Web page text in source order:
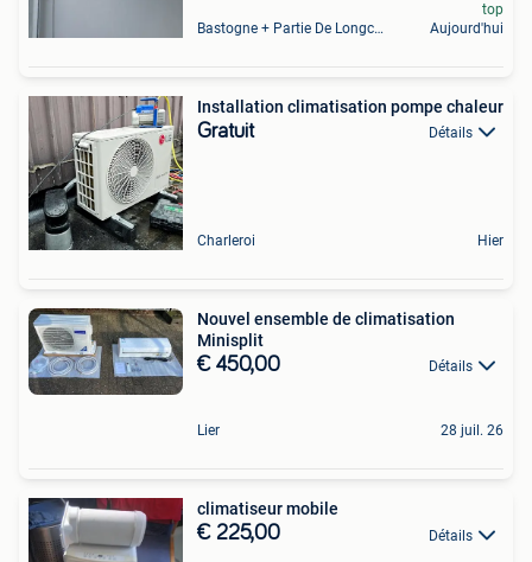
Bastogne + Partie De Longchamps Et Sibret
top
Aujourd'hui
Installation climatisation pompe chaleur
Gratuit Détails
Charleroi Hier
Nouvel ensemble de climatisation
Minisplit
€ 450,00 Détails
Lier 28 juil. 26
climatiseur mobile
€ 225,00 Détails